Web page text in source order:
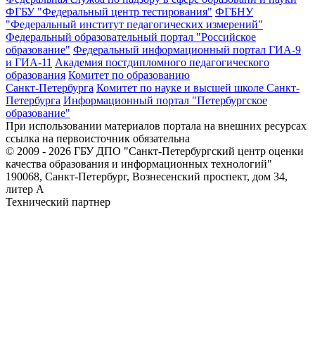
ФГБУ "Федеральный центр тестирования" ФГБНУ
"Федеральный институт педагогических измерений"
Федеральный образовательный портал "Российское
образование" Федеральный информационный портал ГИА-9
и ГИА-11 Академия постдипломного педагогического
образования Комитет по образованию
Санкт-Петербурга Комитет по науке и высшей школе Санкт-
Петербурга Информационный портал "Петербургское
образование"
При использовании материалов портала на внешних ресурсах
ссылка на первоисточник обязательна
© 2009 - 2026 ГБУ ДПО "Санкт-Петербургский центр оценки
качества образования и информационных технологий"
190068, Санкт-Петербург, Вознесенский проспект, дом 34,
литер А
Технический партнер